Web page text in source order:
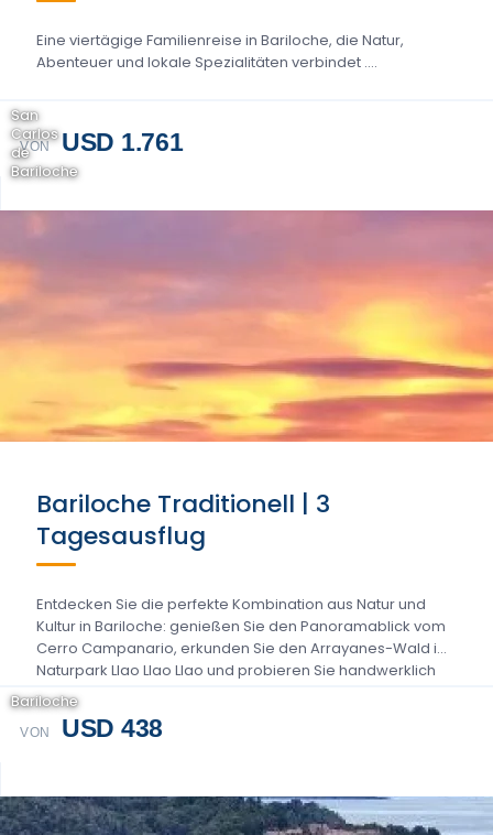
Eine viertägige Familienreise in Bariloche, die Natur,
Abenteuer und lokale Spezialitäten verbindet ....
VON USD 1.761
San
Carlos
de
Bariloche
Bariloche Traditionell | 3
Tagesausflug
Entdecken Sie die perfekte Kombination aus Natur und
Kultur in Bariloche: genießen Sie den Panoramablick vom
Cerro Campanario, erkunden Sie den Arrayanes-Wald im
Naturpark Llao Llao Llao und probieren Sie handwerklich
hergestellte Biere...
VON USD 438
Bariloche